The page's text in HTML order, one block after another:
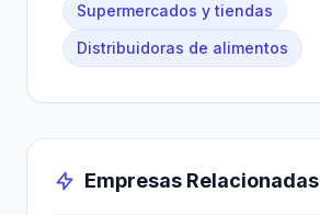
Supermercados y tiendas
Distribuidoras de alimentos
Empresas Relacionadas